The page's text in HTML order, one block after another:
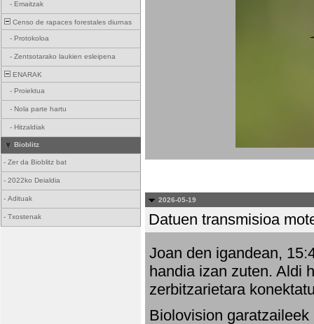
- Emaitzak
Censo de rapaces forestales diurnas
- Protokoloa
- Zentsotarako laukien esleipena
ENARAK
- Proiektua
- Nola parte hartu
- Hitzaldiak
Bioblitz
- Zer da Bioblitz bat
- 2022ko Deialdia
- Adituak
- Txostenak
2026-05-19
Datuen transmisioa
Joan den igandean,
handia izan zuten. Aldi
zerbitzarietara
Biolovision